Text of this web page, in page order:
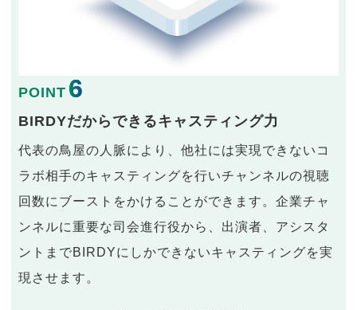
POINT 6
BIRDYだからできるキャスティング力
代表の鳥屋の人脈により、他社には実現できないコ
ラボ相手のキャスティングを行いチャンネルの視聴
回数にブーストをかけることができます。企業チャ
ンネルに重要な司会進行役から、出演者、アシスタ
ントまでBIRDYにしかできないキャスティングを実
現させます。